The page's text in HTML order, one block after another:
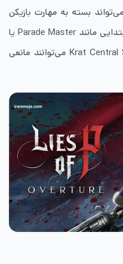
بسته به مهارت بازیکن
متفاوت باشد، چراکه حتی باس‌های ابتدایی مانند Parade Master یا
مینی‌باس‌های مسیر خروج از Krat Central Station می‌توانند مانعی